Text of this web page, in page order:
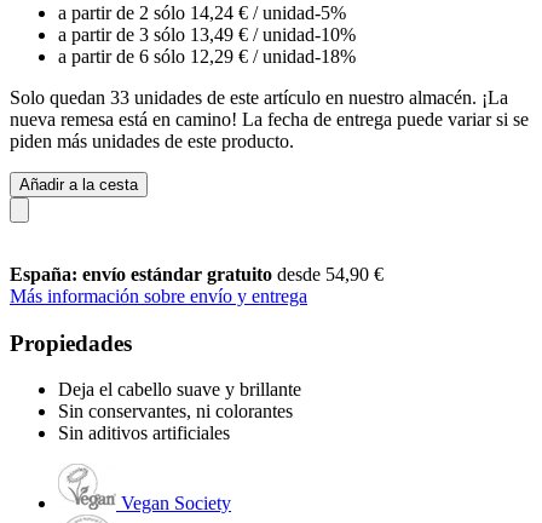
a partir de 2 sólo 14,24 € / unidad-5%
a partir de 3 sólo 13,49 € / unidad-10%
a partir de 6 sólo 12,29 € / unidad-18%
Solo quedan 33 unidades de este artículo en nuestro almacén. ¡La
nueva remesa está en camino! La fecha de entrega puede variar si se
piden más unidades de este producto.
Añadir a la cesta
España: envío estándar gratuito desde 54,90 €
Más información sobre envío y entrega
Propiedades
Deja el cabello suave y brillante
Sin conservantes, ni colorantes
Sin aditivos artificiales
Vegan Society